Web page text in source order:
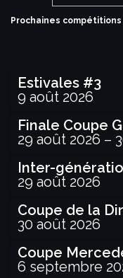
Prochaines compétitions
Estivales #3
9 août 2026
Finale Coupe
29 août 2026 –
Inter-
29 août 2026
Coupe de la
30 août 2026
Coupe
6 septembre